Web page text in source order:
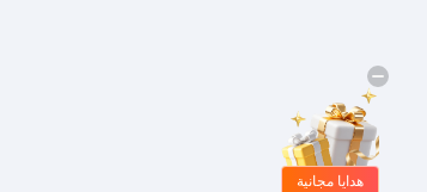
هدايا مجانية